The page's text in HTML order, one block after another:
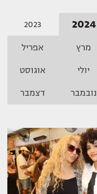
2024
2023
מרץ אפריל
יולי אוגוסט
נובמבר דצמבר